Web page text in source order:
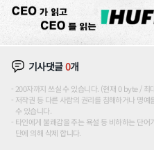
기사댓글0개
200자까지 쓰실 수 있습니다. (현재 0 byte / 최
저작권 등 다른 사람의 권리를 침해하거나 명
수 있습니다.
타인에게 불쾌감을 주는 욕설 등 비하하는 단
단에 의해 삭제 합니다.